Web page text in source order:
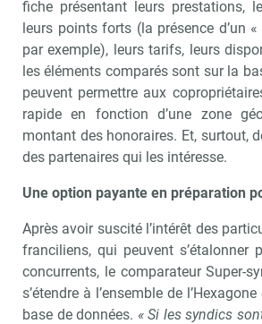
fiche présentant leurs prestations,
leurs points forts (la présence d’un
par exemple), leurs tarifs, leurs
les éléments comparés sont sur la
peuvent permettre aux
rapide en fonction d’une zone
montant des honoraires. Et, surtout,
des partenaires qui les intéresse.
Une option payante en préparation
Après avoir suscité l’intérêt des
franciliens, qui peuvent s’étalonner
concurrents, le comparateur Super-
s’étendre à l’ensemble de
base de données. « Si les syndics